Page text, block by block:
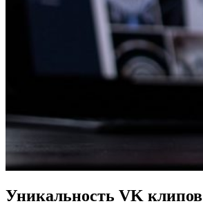
Уникальность VK клипов